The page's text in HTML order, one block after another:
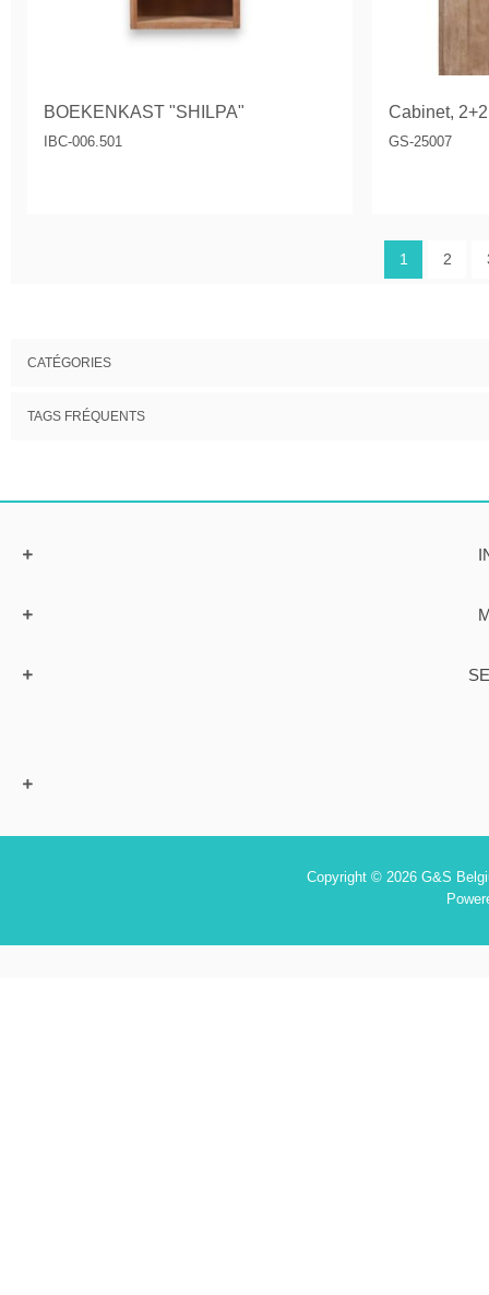
BOEKENKAST "SHILPA"
IBC-006.501
Cabinet,
GS-25007
1 2
CATÉGORIES
TAGS FRÉQUENTS
Copyright © 2026 G&S